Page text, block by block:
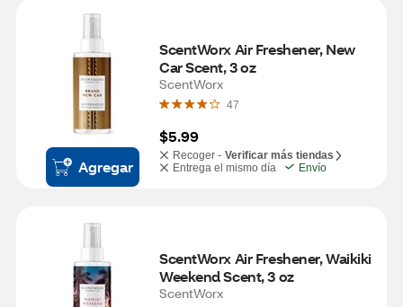
Agregar
ScentWorx Air Freshener, New
Car Scent, 3 oz
ScentWorx
47
$5.99
Recoger - Verificar más tiendas
Entrega el mismo día
Envío
ScentWorx Air Freshener, Waikiki
Weekend Scent, 3 oz
ScentWorx